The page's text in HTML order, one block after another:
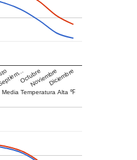
Media Temperatura Alta ℉
OctubreNoviembreDiciembre